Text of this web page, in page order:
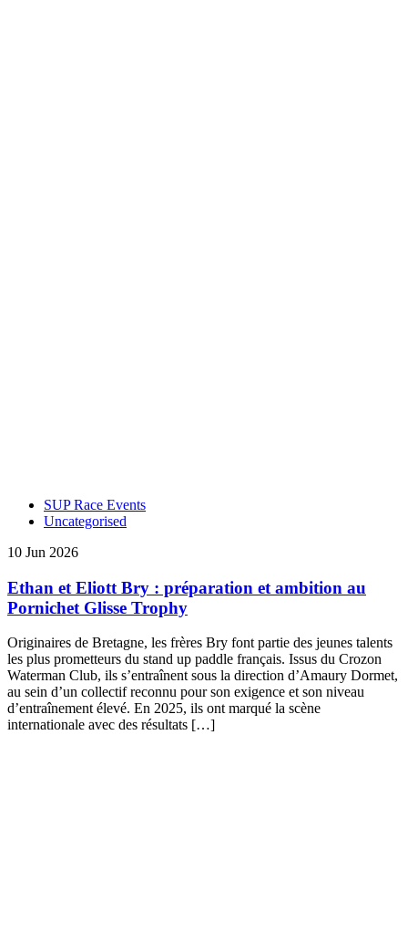
SUP Race Events
Uncategorised
10 Jun 2026
Ethan et Eliott Bry : préparation et ambition au
Pornichet Glisse Trophy
Originaires de Bretagne, les frères Bry font partie des jeunes talents
les plus prometteurs du stand up paddle français. Issus du Crozon
Waterman Club, ils s’entraînent sous la direction d’Amaury Dormet,
au sein d’un collectif reconnu pour son exigence et son niveau
d’entraînement élevé. En 2025, ils ont marqué la scène
internationale avec des résultats […]